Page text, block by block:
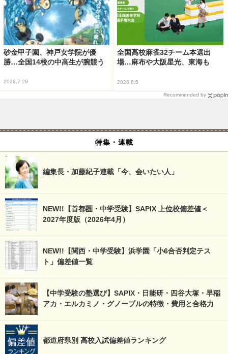
砂金甲子園、神戸女学院が優
勝…全国14校の中高生が腕競う
2026.7.29
全国高校麻雀32チーム本選出
場…麻布や大阪星光、東海も
2026.8.5
Recommended by
特集・連載
編集長・加藤紀子連載「今、会いたい人」
NEW!!【首都圏・中学受験】SAPIX 上位校偏差値＜
2027年度版（2026年4月）
NEW!!【関西・中学受験】浜学園「小6合否判定テス
ト」偏差値一覧
【中学受験の塾選び】SAPIX・日能研・四谷大塚・早稲
アカ・エルカミノ・グノーブルの特徴・費用と合格力
都道府県別 高校入試偏差値ランキング